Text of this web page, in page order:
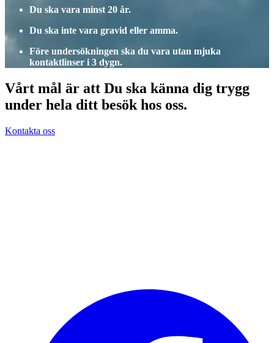
Du ska vara minst 20 år.
Du ska inte vara gravid eller amma.
Före undersökningen ska du vara utan mjuka
kontaktlinser i 3 dygn.
Vårt mål är att Du ska känna dig trygg
under hela ditt besök hos oss.
Kontakta oss